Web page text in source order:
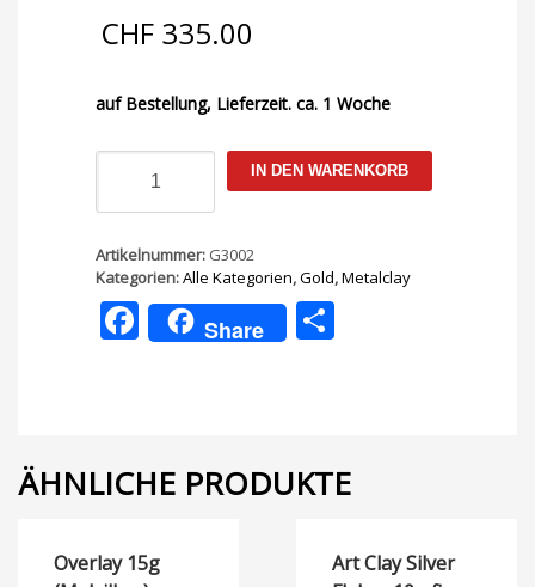
CHF 335.00
auf Bestellung, Lieferzeit. ca. 1 Woche
1,5g
Menge
IN DEN WARENKORB
Artikelnummer: G3002
Kategorien:Alle Kategorien,Gold,Metalclay
Facebook
Share
ÄHNLICHE PRODUKTE
Overlay 15g
Art Clay Silver